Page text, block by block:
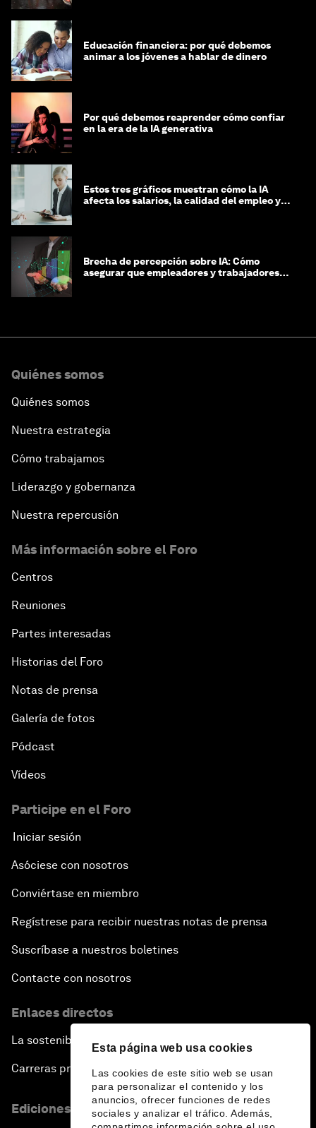
Esta página web usa cookies
Las cookies de este sitio web se usan
para personalizar el contenido y los
anuncios, ofrecer funciones de redes
sociales y analizar el tráfico. Además,
Educación financiera: por qué debemos
animar a los jóvenes a hablar de dinero
Por qué debemos reaprender cómo confiar
en la era de la IA generativa
Estos tres gráficos muestran cómo la IA
afecta los salarios, la calidad del empleo y
Brecha de percepción sobre IA: Cómo
asegurar que empleadores y trabajadores
Quiénes somos
Quiénes somos
Nuestra estrategia
Cómo trabajamos
Liderazgo y gobernanza
Nuestra repercusión
Más información sobre el Foro
Centros
Reuniones
Partes interesadas
Historias del Foro
Notas de prensa
Galería de fotos
Pódcast
Vídeos
Participe en el Foro
Iniciar sesión
Asóciese con nosotros
Conviértase en miembro
Regístrese para recibir nuestras notas de prensa
Suscríbase a nuestros boletines
Contacte con nosotros
Enlaces directos
La sostenibilidad en el Foro
Carreras profesionales
Ediciones en otros idiomas